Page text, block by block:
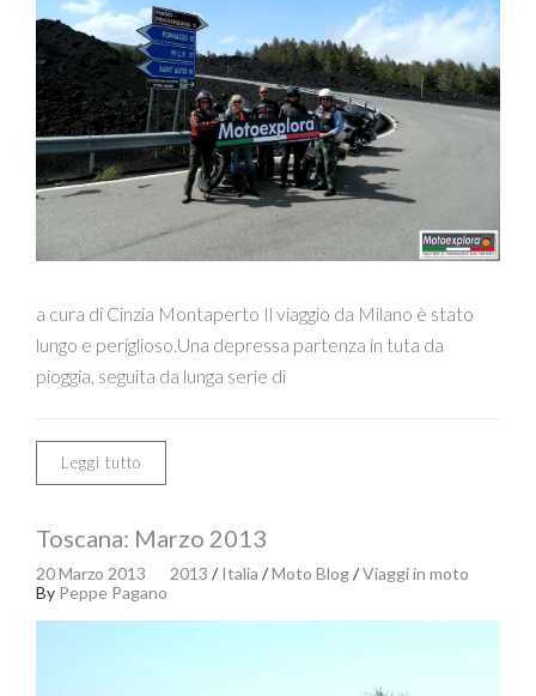
a cura di Cinzia Montaperto Il viaggio da Milano è stato
lungo e periglioso.Una depressa partenza in tuta da
pioggia, seguita da lunga serie di
Leggi tutto
Toscana: Marzo 2013
20 Marzo 2013 2013 /Italia /Moto Blog/Viaggi in moto
By Peppe Pagano